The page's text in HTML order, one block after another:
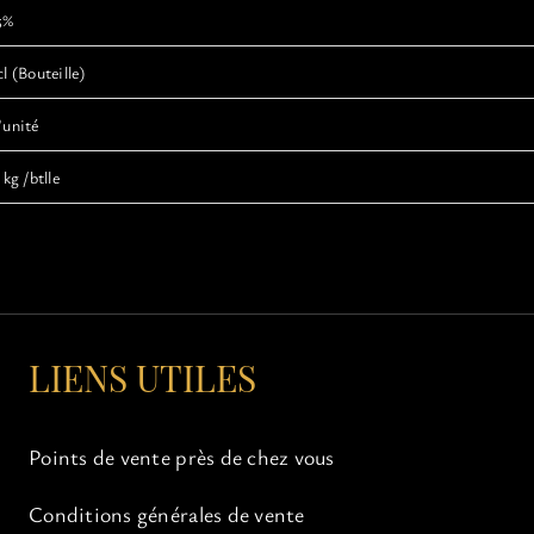
(Bouteille)
kg /btlle
LIENS UTILES
Points de vente près de chez vous
Conditions générales de vente